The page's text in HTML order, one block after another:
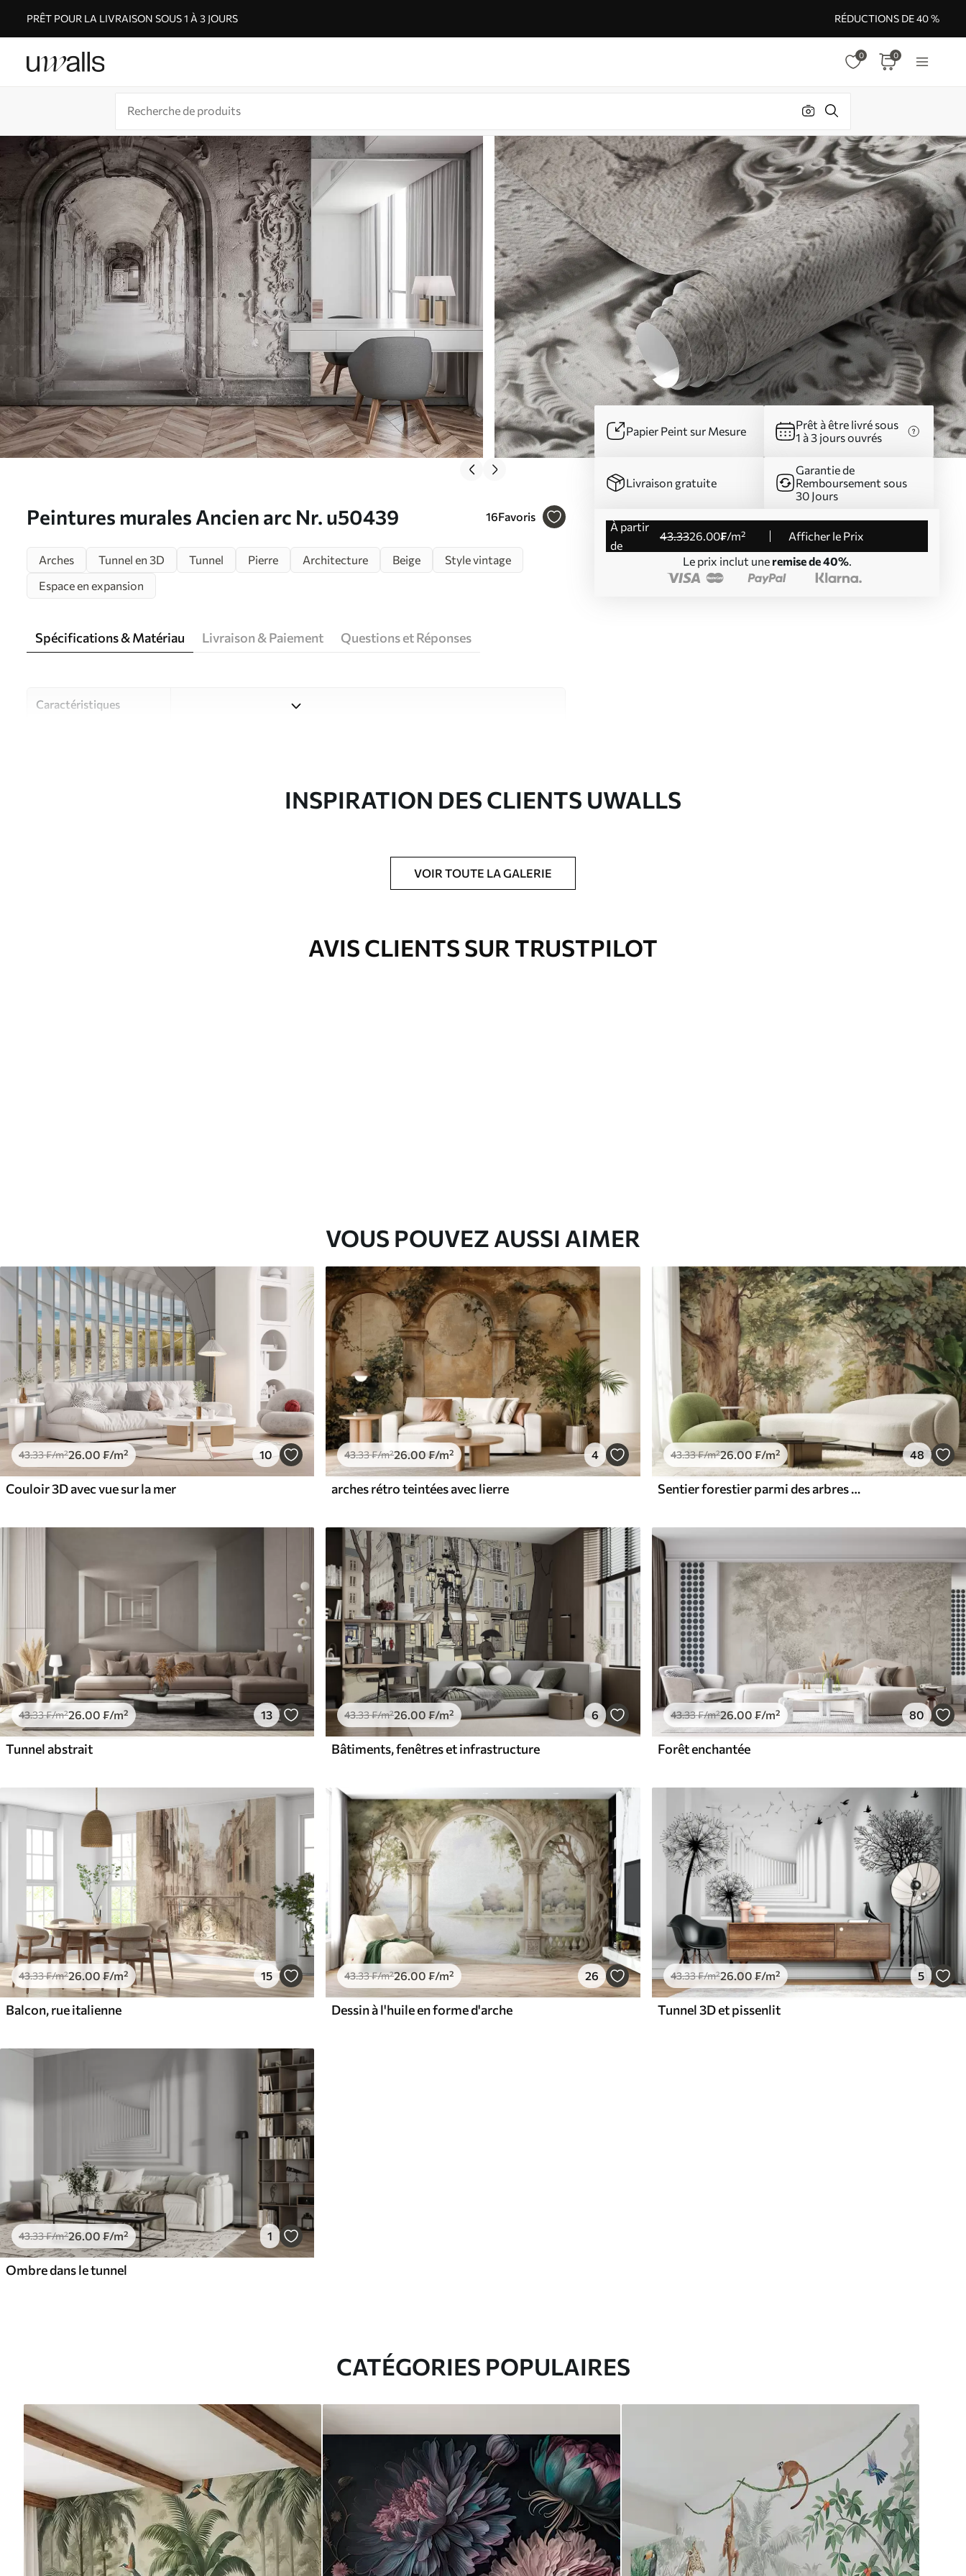
PRÊT POUR LA LIVRAISON SOUS 1 À 3 JOURS RÉDUCTIONS DE 40 %
0 0
Peintures murales Ancien arc Nr. u50439 16Favoris
Papier Peint sur Mesure
Prêt à être livré sous
1 à 3 jours ouvrés
Livraison gratuite
Garantie de
Remboursement sous
30 Jours
à partir
de
43.3326.00₣/m²
Afficher le Prix
Le prix inclut une remise de 40%.
Arches Tunnel en 3D Tunnel Pierre Architecture Beige
Style vintage
Espace en expansion
Spécifications & Matériau Livraison & Paiement Questions et Réponses
Caractéristiques
Studio de design Uwalls
Imprimé sur commande et livré en rouleaux jusqu’à 50 cm de large.
INSPIRATION DES CLIENTS UWALLS
VOIR TOUTE LA GALERIE
AVIS CLIENTS SUR TRUSTPILOT
VOUS POUVEZ AUSSI AIMER
43.33₣/m²26 .00 ₣/m² 10
Couloir 3D avec vue sur la mer
43.33₣/m²26.00₣/m² 4
arches rétro teintées avec lierre
43.33₣/m²26.00 ₣/m² 48
Sentier forestier parmi des arbres majestueux, style aquarelle
43.33₣/m²26.00 ₣/m² 13
Tunnel abstrait
43.33₣/m²26.00 ₣/m² 6
Bâtiments, fenêtres et infrastructure
43.33₣/m²26.00 ₣/m² 80
Forêt enchantée
43.33₣/m²26 .00 ₣/m² 15
Balcon, rue italienne
43.33₣/m²26.00 ₣/m² 26
Dessin à l'huile en forme d'arche
43.33₣/m²26 .00 ₣/m² 5
Tunnel 3D et pissenlit
43.33₣/m²26.00 ₣/m² 1
Ombre dans le tunnel
CATÉGORIES POPULAIRES